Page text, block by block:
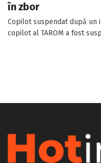
în zbor
Copilot suspendat după un
copilot al TAROM a fost